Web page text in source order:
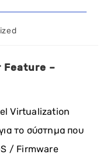
Feature –
Virtualization
το σύστημα που
/ Firmware